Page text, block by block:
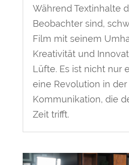
Während Textinhalte
Beobachter sind,
Film mit seinem
Kreativität und
Lüfte. Es ist nicht nur
eine Revolution in der
Kommunikation, die
Zeit trifft.